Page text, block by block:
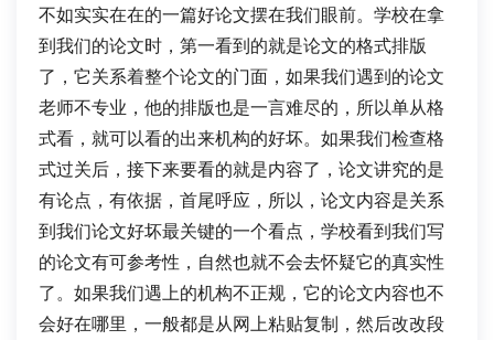
不如实实在在的一篇好论文摆在我们眼前。学校在拿
到我们的论文时，第一看到的就是论文的格式排版
了，它关系着整个论文的门面，如果我们遇到的论文
老师不专业，他的排版也是一言难尽的，所以单从格
式看，就可以看的出来机构的好坏。如果我们检查格
式过关后，接下来要看的就是内容了，论文讲究的是
有论点，有依据，首尾呼应，所以，论文内容是关系
到我们论文好坏最关键的一个看点，学校看到我们写
的论文有可参考性，自然也就不会去怀疑它的真实性
了。如果我们遇上的机构不正规，它的论文内容也不
会好在哪里，一般都是从网上粘贴复制，然后改改段